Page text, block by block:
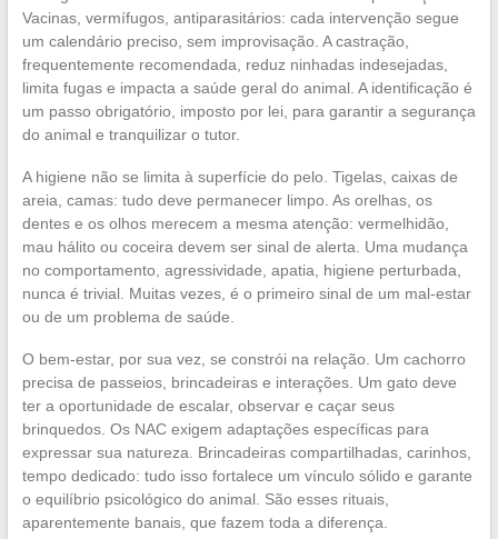
Vacinas, vermífugos, antiparasitários: cada intervenção segue
um calendário preciso, sem improvisação. A castração,
frequentemente recomendada, reduz ninhadas indesejadas,
limita fugas e impacta a saúde geral do animal. A identificação é
um passo obrigatório, imposto por lei, para garantir a segurança
do animal e tranquilizar o tutor.
A higiene não se limita à superfície do pelo. Tigelas, caixas de
areia, camas: tudo deve permanecer limpo. As orelhas, os
dentes e os olhos merecem a mesma atenção: vermelhidão,
mau hálito ou coceira devem ser sinal de alerta. Uma mudança
no comportamento, agressividade, apatia, higiene perturbada,
nunca é trivial. Muitas vezes, é o primeiro sinal de um mal-estar
ou de um problema de saúde.
O bem-estar, por sua vez, se constrói na relação. Um cachorro
precisa de passeios, brincadeiras e interações. Um gato deve
ter a oportunidade de escalar, observar e caçar seus
brinquedos. Os NAC exigem adaptações específicas para
expressar sua natureza. Brincadeiras compartilhadas, carinhos,
tempo dedicado: tudo isso fortalece um vínculo sólido e garante
o equilíbrio psicológico do animal. São esses rituais,
aparentemente banais, que fazem toda a diferença.